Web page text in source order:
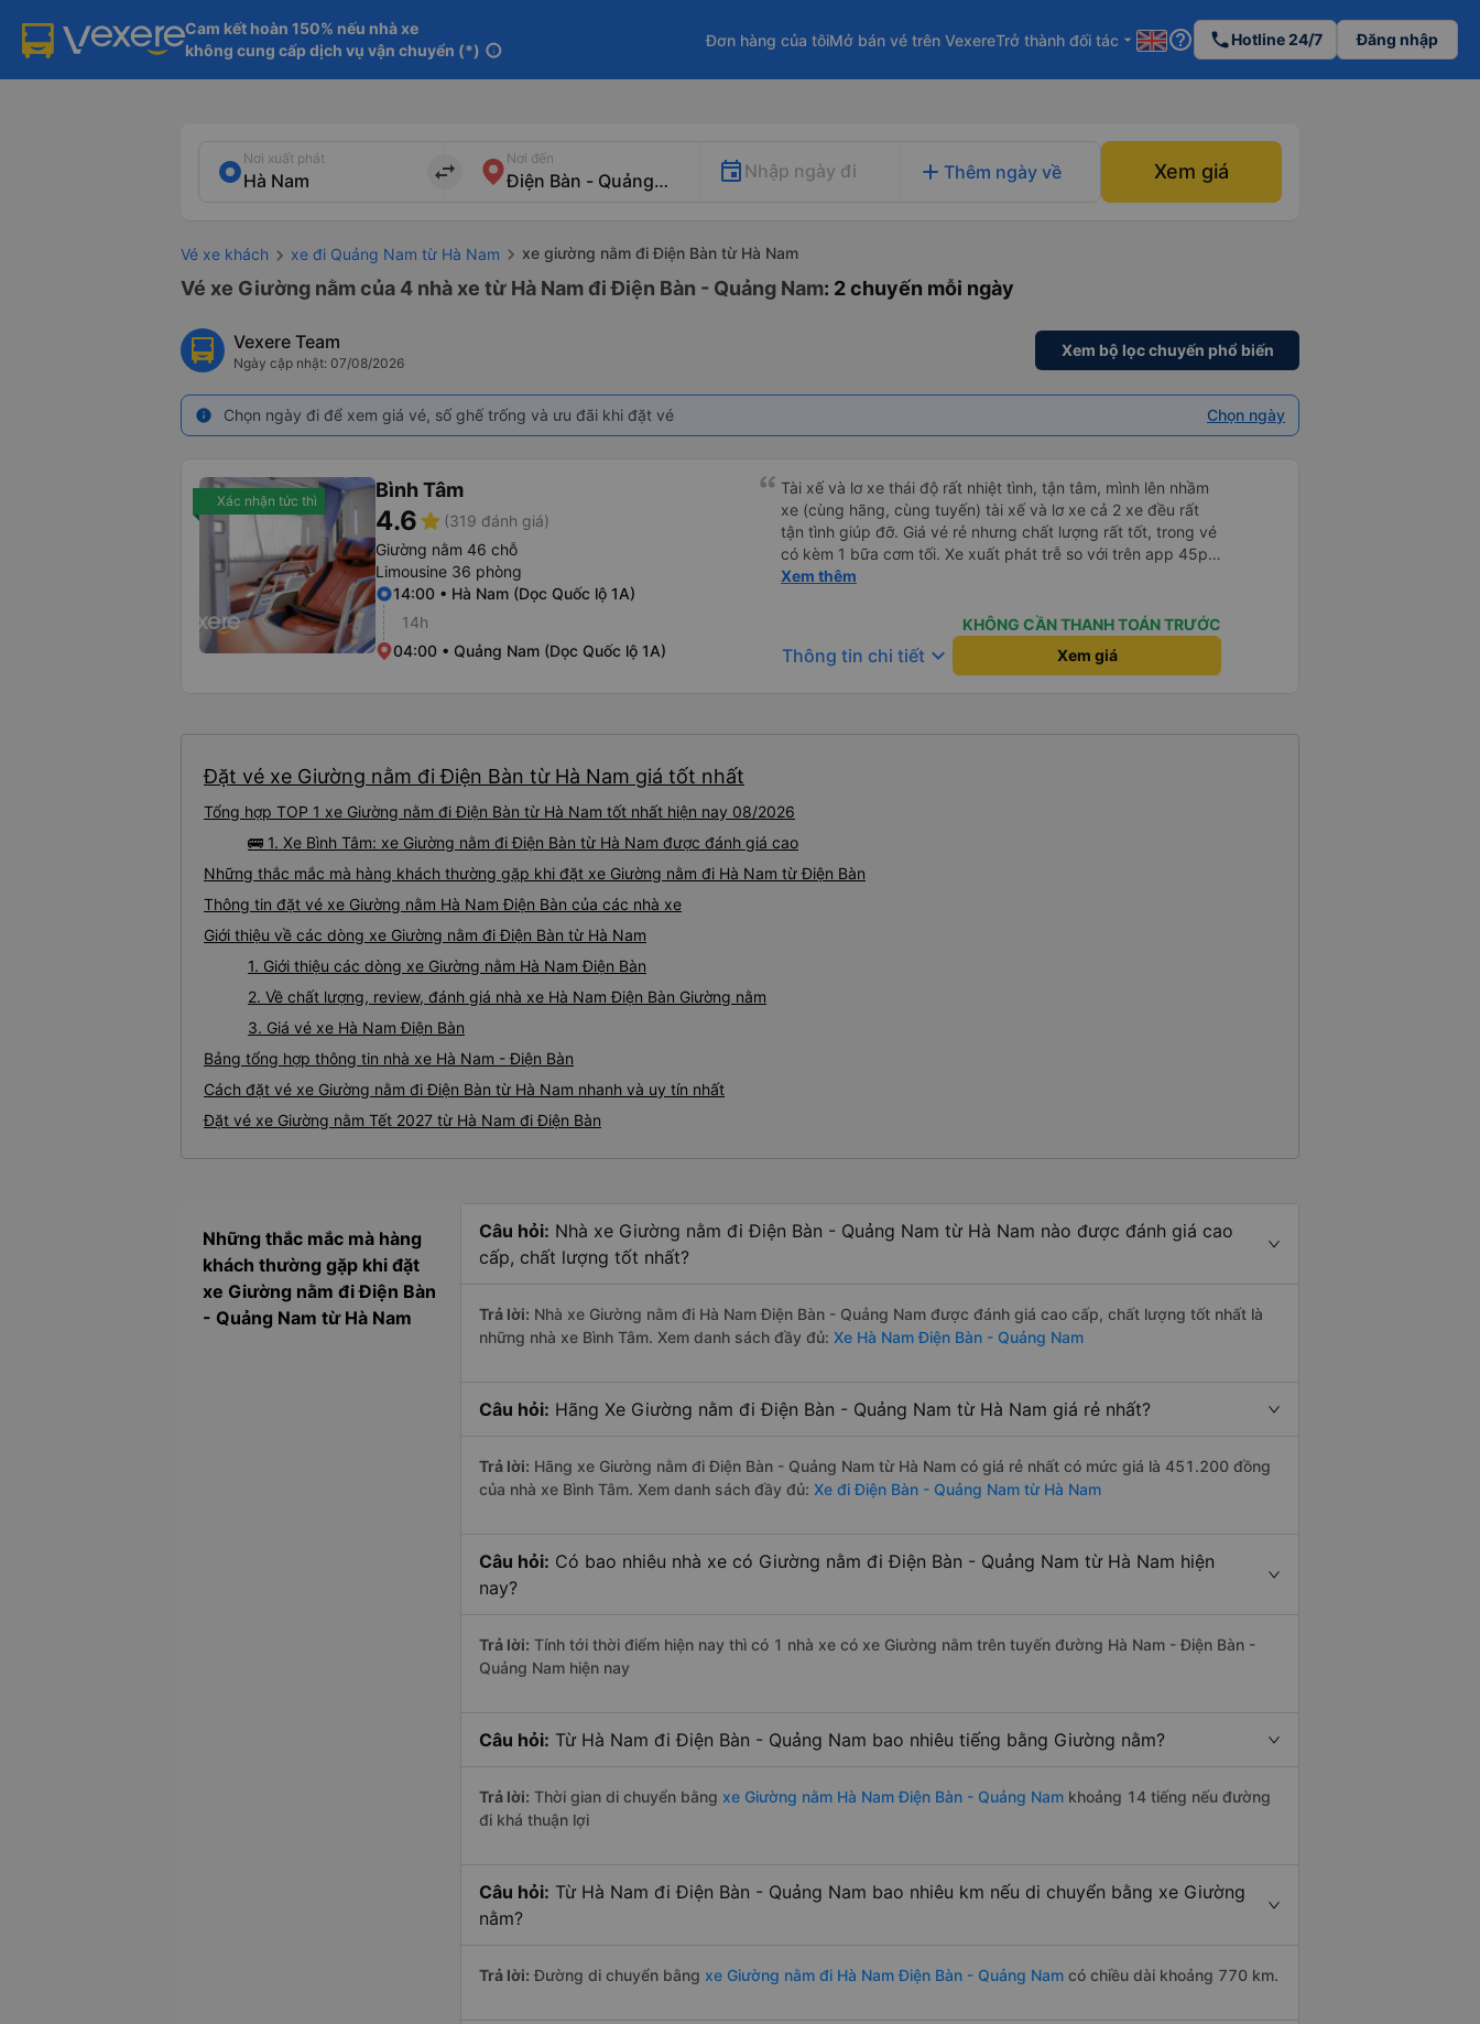
Cam kết hoàn 150% nếu nhà xe
không cung cấp dịch vụ vận chuyển (*) info
Đơn hàng của tôiMở bán vé trên VexereTrở thành đối tác arrow_drop_down help_outline phoneHotline 24/7 Đăng nhập
Nơi xuất phát
import_export
Nơi đến
Nhập ngày đi add Thêm ngày về Xem giá
Vé xe khách xe đi Quảng Nam từ Hà Nam xe giường nằm đi Điện Bàn từ Hà Nam
Vé xe Giường nằm của 4 nhà xe từ Hà Nam đi Điện Bàn - Quảng Nam: 2 chuyến mỗi ngày
Vexere Team
Ngày cập nhật: 07/08/2026
Xem bộ lọc chuyến phổ biến
info Chọn ngày đi để xem giá vé, số ghế trống và ưu đãi khi đặt vé Chọn ngày
Xác nhận tức thì Bình Tâm
4.6star (319 đánh giá)
Giường nằm 46 chỗ
Limousine 36 phòng
14:00 • Hà Nam (Dọc Quốc lộ 1A)
14h
04:00 • Quảng Nam (Dọc Quốc lộ 1A)
Tài xế và lơ xe thái độ rất nhiệt tình, tận tâm, mình lên nhầm
xe (cùng hãng, cùng tuyến) tài xế và lơ xe cả 2 xe đều rất
tận tình giúp đỡ. Giá vé rẻ nhưng chất lượng rất tốt, trong vé
có kèm 1 bữa cơm tối. Xe xuất phát trễ so với trên app 45p,
nhưng do bão nên trời mưa rất to, có thể thông cảm được.
Xem thêm
KHÔNG CẦN THANH TOÁN TRƯỚC
Thông tin chi tiết keyboard_arrow_down Xem giá
Đặt vé xe Giường nằm đi Điện Bàn từ Hà Nam giá tốt nhất
Tổng hợp TOP 1 xe Giường nằm đi Điện Bàn từ Hà Nam tốt nhất hiện nay 08/2026
🚌 1. Xe Bình Tâm: xe Giường nằm đi Điện Bàn từ Hà Nam được đánh giá cao
Những thắc mắc mà hàng khách thường gặp khi đặt xe Giường nằm đi Hà Nam từ Điện Bàn
Thông tin đặt vé xe Giường nằm Hà Nam Điện Bàn của các nhà xe
Giới thiệu về các dòng xe Giường nằm đi Điện Bàn từ Hà Nam
1. Giới thiệu các dòng xe Giường nằm Hà Nam Điện Bàn
2. Về chất lượng, review, đánh giá nhà xe Hà Nam Điện Bàn Giường nằm
3. Giá vé xe Hà Nam Điện Bàn
Bảng tổng hợp thông tin nhà xe Hà Nam - Điện Bàn
Cách đặt vé xe Giường nằm đi Điện Bàn từ Hà Nam nhanh và uy tín nhất
Đặt vé xe Giường nằm Tết 2027 từ Hà Nam đi Điện Bàn
Những thắc mắc mà hàng
khách thường gặp khi đặt
xe Giường nằm đi Điện Bàn
- Quảng Nam từ Hà Nam
Câu hỏi: Nhà xe Giường nằm đi Điện Bàn - Quảng Nam từ Hà Nam nào được đánh giá cao
cấp, chất lượng tốt nhất?
Trả lời: Nhà xe Giường nằm đi Hà Nam Điện Bàn - Quảng Nam được đánh giá cao cấp, chất lượng tốt nhất là
những nhà xe Bình Tâm. Xem danh sách đầy đủ: Xe Hà Nam Điện Bàn - Quảng Nam
Câu hỏi: Hãng Xe Giường nằm đi Điện Bàn - Quảng Nam từ Hà Nam giá rẻ nhất?
Trả lời: Hãng xe Giường nằm đi Điện Bàn - Quảng Nam từ Hà Nam có giá rẻ nhất có mức giá là 451.200 đồng
của nhà xe Bình Tâm. Xem danh sách đầy đủ: Xe đi Điện Bàn - Quảng Nam từ Hà Nam
Câu hỏi: Có bao nhiêu nhà xe có Giường nằm đi Điện Bàn - Quảng Nam từ Hà Nam hiện
nay?
Trả lời: Tính tới thời điểm hiện nay thì có 1 nhà xe có xe Giường nằm trên tuyến đường Hà Nam - Điện Bàn -
Quảng Nam hiện nay
Câu hỏi: Từ Hà Nam đi Điện Bàn - Quảng Nam bao nhiêu tiếng bằng Giường nằm?
Trả lời: Thời gian di chuyển bằng xe Giường nằm Hà Nam Điện Bàn - Quảng Nam khoảng 14 tiếng nếu đường
đi khá thuận lợi
Câu hỏi: Từ Hà Nam đi Điện Bàn - Quảng Nam bao nhiêu km nếu di chuyển bằng xe Giường
nằm?
Trả lời: Đường di chuyển bằng xe Giường nằm đi Hà Nam Điện Bàn - Quảng Nam có chiều dài khoảng 770 km.